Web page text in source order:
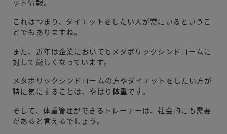
これはつまり、ダイエットをしたい人が常にいるというこ
とでもありますね。
また、近年は企業においてもメタボリックシンドロームに
対して厳しくなっています。
メタボリックシンドロームの方やダイエットをしたい方が
特に気にすることは、やはり 体重です。
そして、体重管理ができるトレーナーは、社会的にも需要
があると言えるでしょう。